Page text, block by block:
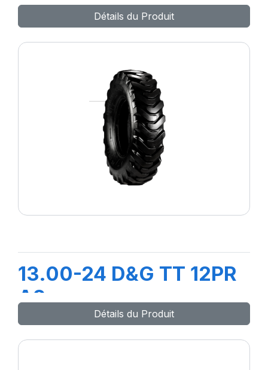
Détails du Produit
13.00-24 D&G TT 12PR
A2
Détails du Produit